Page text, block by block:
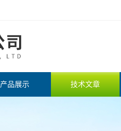
产品展示 技术文章